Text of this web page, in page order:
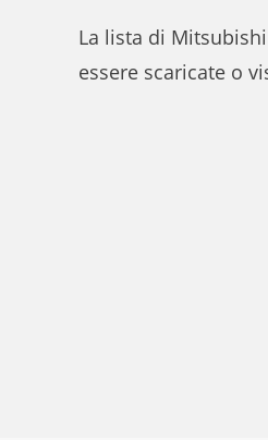
La lista di
essere scaricate o